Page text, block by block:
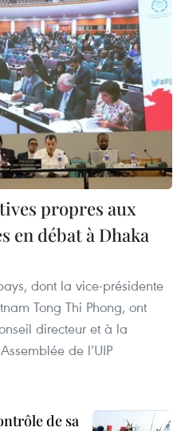
propres aux
en débat à Dhaka
dont la vice-présidente
Tong Thi Phong, ont
directeur et à la
de l’UIP
de sa